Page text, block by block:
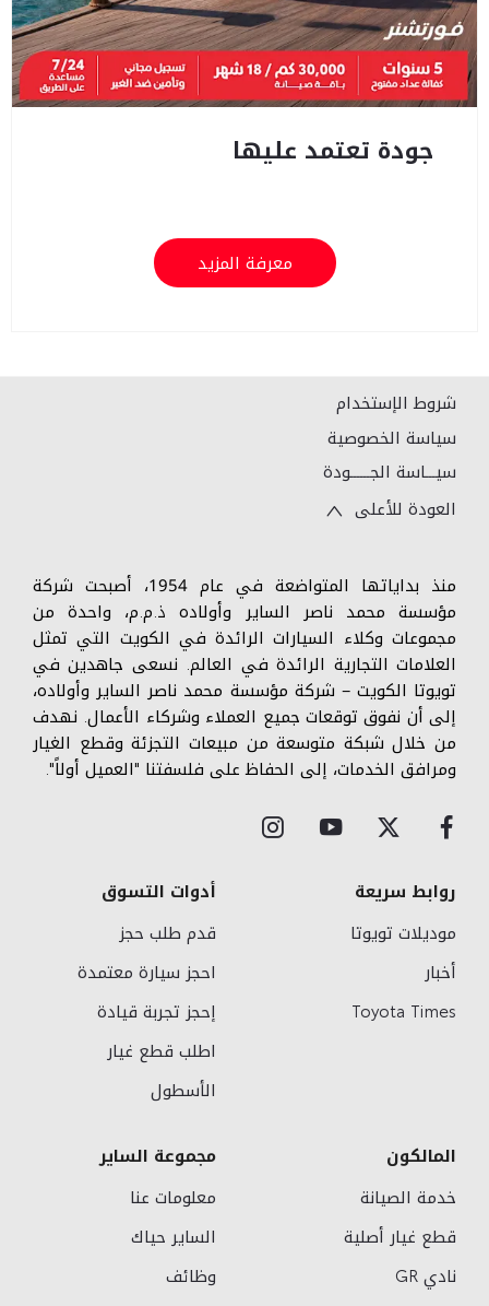
جودة تعتمد عليها
معرفة المزيد
شروط الإستخدام
سياسة الخصوصية
سيـــاسة الجــــــودة
العودة للأعلى
منذ بداياتها المتواضعة في عام 1954، أصبحت شركة
مؤسسة محمد ناصر الساير وأولاده ذ.م.م، واحدة من
مجموعات وكلاء السيارات الرائدة في الكويت التي تمثل
العلامات التجارية الرائدة في العالم. نسعى جاهدين في
تويوتا الكويت – شركة مؤسسة محمد ناصر الساير وأولاده،
إلى أن نفوق توقعات جميع العملاء وشركاء الأعمال. نهدف
من خلال شبكة متوسعة من مبيعات التجزئة وقطع الغيار
ومرافق الخدمات، إلى الحفاظ على فلسفتنا "العميل أولاً".
روابط سريعة
موديلات تويوتا
أخبار
Toyota Times
أدوات التسوق
قدم طلب حجز
احجز سيارة معتمدة
إحجز تجربة قيادة
اطلب قطع غيار
الأسطول
المالكون
خدمة الصيانة
قطع غيار أصلية
نادي GR
مجموعة الساير
معلومات عنا
الساير حياك
وظائف